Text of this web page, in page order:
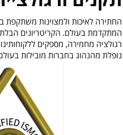
החתירה לאיכות ולמצוינות משתקפת
המתקדמת בעולם. הקריטריונים
רגולציה מחמירה, מספקים ללקוחותינו
נופלת מהנהוג בחברות מובילות